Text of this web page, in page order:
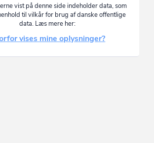
vist på denne side indeholder data, som
til vilkår for brug af danske offentlige
data. Læs mere her:
vises mine oplysninger?